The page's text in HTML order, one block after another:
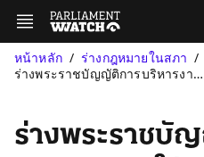
หน้าหลัก
ร่างกฎหมายในสภา
ร่างพระราชบัญญัติการบริหารงานและการให้บริการภาครัฐผ่านระบบดิจิทั...
ร่างพระราชบั